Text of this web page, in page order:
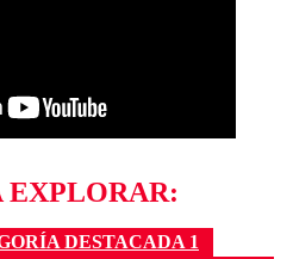
EXPLORAR:
DESTACADA 1